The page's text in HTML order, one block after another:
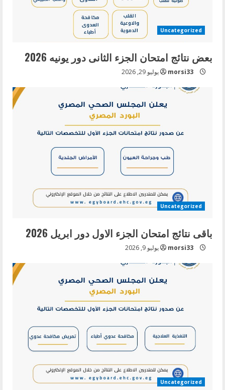
Uncategorized
بعض نتائج امتحان الجزء الثانى دور يونيه 2026
morsi33 يوليو 29, 2026
Uncategorized
باقى نتائج امتحان الجزء الاول دور ابريل 2026
morsi33 يوليو 9, 2026
Uncategorized